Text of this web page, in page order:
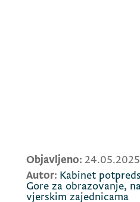
Objavljeno:
Autor: Kabinet
Gore za obrazovanje,
vjerskim zajednicama